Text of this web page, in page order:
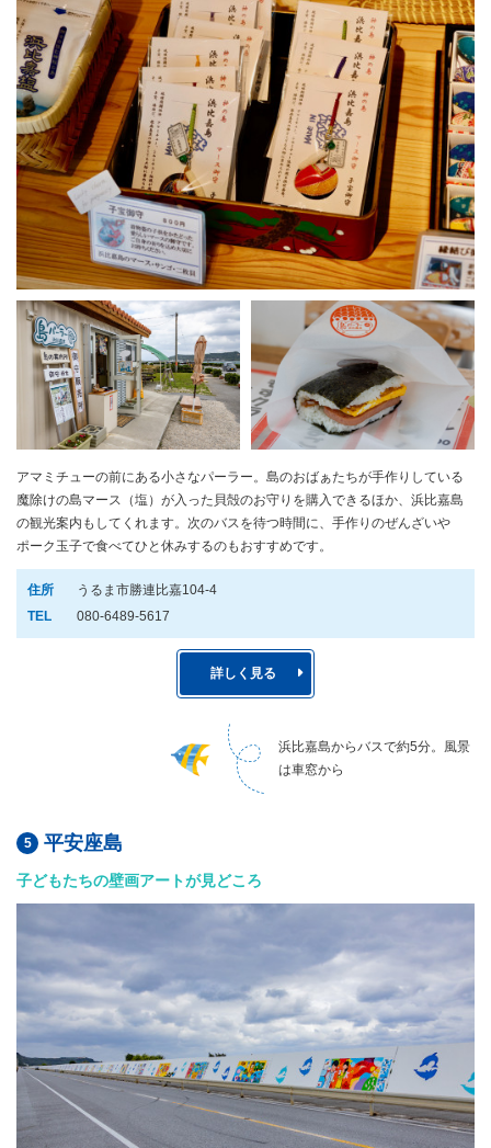
アマミチューの前にある小さなパーラー。島のおばぁたちが手作りしている
魔除けの島マース（塩）が入った貝殻のお守りを購入できるほか、浜比嘉島
の観光案内もしてくれます。次のバスを待つ時間に、手作りのぜんざいや
ポーク玉子で食べてひと休みするのもおすすめです。
住所
うるま市勝連比嘉104-4
TEL
080-6489-5617
詳しく見る
浜比嘉島からバスで約5分。風景
は車窓から
平安座島
子どもたちの壁画アートが見どころ